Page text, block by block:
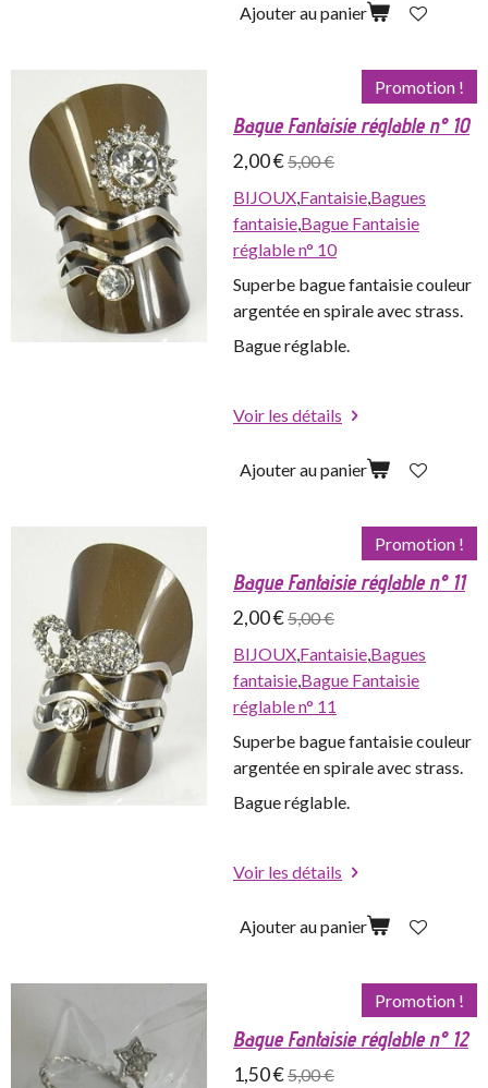
Ajouter au panier
Promotion !
Bague Fantaisie réglable n° 10
2,00 €5,00 €
BIJOUX,Fantaisie,Bagues
fantaisie,Bague Fantaisie
réglable n° 10
Superbe bague fantaisie couleur
argentée en spirale avec strass.
Bague réglable.
Voir les détails
Ajouter au panier
Promotion !
Bague Fantaisie réglable n° 11
2,00 €5,00 €
BIJOUX,Fantaisie,Bagues
fantaisie,Bague Fantaisie
réglable n° 11
Superbe bague fantaisie couleur
argentée en spirale avec strass.
Bague réglable.
Voir les détails
Ajouter au panier
Promotion !
Bague Fantaisie réglable n° 12
1,50 €5,00 €